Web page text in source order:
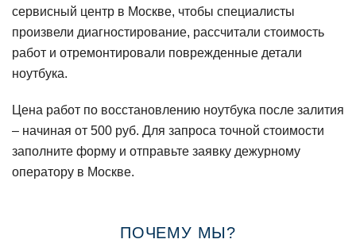
сервисный центр в Москве, чтобы специалисты
произвели диагностирование, рассчитали стоимость
работ и отремонтировали поврежденные детали
ноутбука.
Цена работ по восстановлению ноутбука после залития
– начиная от 500 руб. Для запроса точной стоимости
заполните форму и отправьте заявку дежурному
оператору в Москве.
ПOЧЕМУ МЫ?